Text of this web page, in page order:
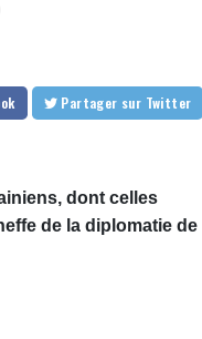
Partager sur Twitter
dont celles
de la diplomatie de